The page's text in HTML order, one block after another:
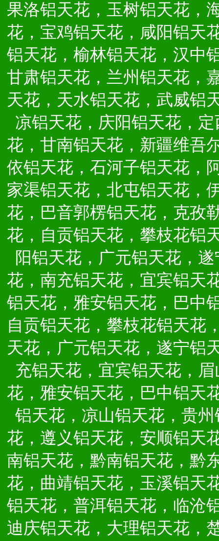
果洛铝天花，玉树铝天花，
花，宝鸡铝天花，咸阳铝天
铝天花，榆林铝天花，汉中
甘肃铝天花，兰州铝天花，
天花，天水铝天花，武威铝
凉铝天花，庆阳铝天花，
花，甘南铝天花，新疆维吾
依铝天花，石河子铝天花，
家渠铝天花，北屯铝天花，
花，巴音郭楞铝天花，克孜
花，自贡铝天花，攀枝花铝
阳铝天花，广元铝天花，
花，南充铝天花，宜宾铝天
铝天花，雅安铝天花，巴中
自贡铝天花，攀枝花铝天花
天花，广元铝天花，遂宁铝
充铝天花，宜宾铝天花，
花，雅安铝天花，巴中铝天
铝天花，凉山铝天花，贵
花，遵义铝天花，安顺铝天
南铝天花，黔南铝天花，黔
花，曲靖铝天花，玉溪铝天
铝天花，普洱铝天花，临沧
迪庆铝天花，大理铝天花，